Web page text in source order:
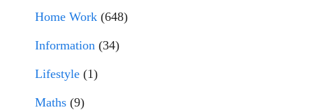
Home Work (648)
Information (34)
Lifestyle (1)
Maths (9)